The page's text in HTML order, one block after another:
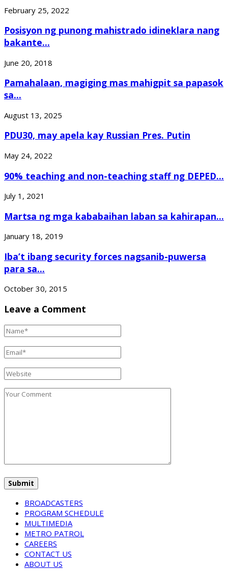
February 25, 2022
Posisyon ng punong mahistrado idineklara nang
bakante...
June 20, 2018
Pamahalaan, magiging mas mahigpit sa papasok
sa...
August 13, 2025
PDU30, may apela kay Russian Pres. Putin
May 24, 2022
90% teaching and non-teaching staff ng DEPED...
July 1, 2021
Martsa ng mga kababaihan laban sa kahirapan...
January 18, 2019
Iba’t ibang security forces nagsanib-puwersa
para sa...
October 30, 2015
Leave a Comment
BROADCASTERS
PROGRAM SCHEDULE
MULTIMEDIA
METRO PATROL
CAREERS
CONTACT US
ABOUT US